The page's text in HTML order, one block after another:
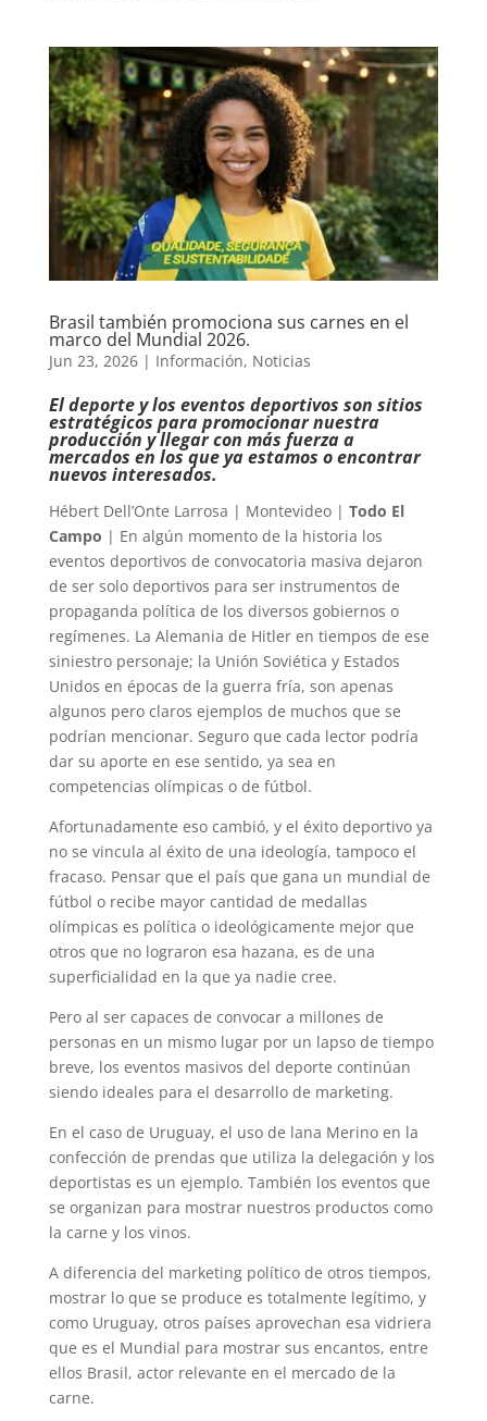
Brasil también promociona sus carnes en el
marco del Mundial 2026.
Jun 23, 2026| Información, Noticias
El deporte y los eventos deportivos son sitios
estratégicos para promocionar nuestra
producción y llegar con más fuerza a
mercados en los que ya estamos o encontrar
nuevos interesados.
Hébert Dell’Onte Larrosa | Montevideo | Todo El
Campo | En algún momento de la historia los
eventos deportivos de convocatoria masiva dejaron
de ser solo deportivos para ser instrumentos de
propaganda política de los diversos gobiernos o
regímenes. La Alemania de Hitler en tiempos de ese
siniestro personaje; la Unión Soviética y Estados
Unidos en épocas de la guerra fría, son apenas
algunos pero claros ejemplos de muchos que se
podrían mencionar. Seguro que cada lector podría
dar su aporte en ese sentido, ya sea en
competencias olímpicas o de fútbol.
Afortunadamente eso cambió, y el éxito deportivo ya
no se vincula al éxito de una ideología, tampoco el
fracaso. Pensar que el país que gana un mundial de
fútbol o recibe mayor cantidad de medallas
olímpicas es política o ideológicamente mejor que
otros que no lograron esa hazana, es de una
superficialidad en la que ya nadie cree.
Pero al ser capaces de convocar a millones de
personas en un mismo lugar por un lapso de tiempo
breve, los eventos masivos del deporte continúan
siendo ideales para el desarrollo de marketing.
En el caso de Uruguay, el uso de lana Merino en la
confección de prendas que utiliza la delegación y los
deportistas es un ejemplo. También los eventos que
se organizan para mostrar nuestros productos como
la carne y los vinos.
A diferencia del marketing político de otros tiempos,
mostrar lo que se produce es totalmente legítimo, y
como Uruguay, otros países aprovechan esa vidriera
que es el Mundial para mostrar sus encantos, entre
ellos Brasil, actor relevante en el mercado de la
carne.